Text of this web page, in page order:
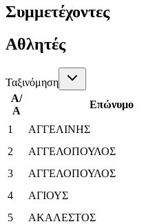
Συμμετέχοντες
Αθλητές
Ταξινόμηση
Α/
Α
Επώνυμο
1 ΑΓΓΕΛΙΝΗΣ
2
ΑΓΓΕΛΟΠΟΥΛΟΣ
3
ΑΓΓΕΛΟΠΟΥΛΟΣ
4
ΑΓΙΟΥΣ
5
ΑΚΑΛΕΣΤΟΣ